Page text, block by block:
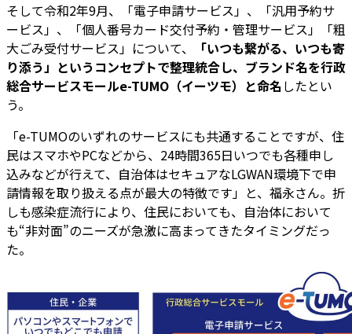
そして令和2年9月、「電子申請サービス」、「汎用予約サ
ービス」、「個人番号カード交付予約・管理サービス」「粗
大ごみ受付サービス」について、
「いつも繋がる、いつも寄
り添う」というコンセプトで整理統合し、ブランド名を行政
総合サービスモールe-TUMO（イーツモ）と命名したとい
う。
「e-TUMOのいずれのサービスにも共通することですが、住
民はスマホやPCなどから、24時間365日いつでも各種申し
込みなどが行えて、自治体はセキュアなLGWAN環境下で申
請情報を取り扱える点が最大の特徴です」と、福永さん。折
しも感染症流行により、住民においても、自治体において
も“非対面”のニーズが急激に高まってきたタイミングだっ
た。